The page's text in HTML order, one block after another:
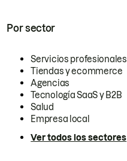
Por sector
Servicios profesionales
Tiendas y ecommerce
Agencias
Tecnología SaaS y B2B
Salud
Empresa local
Ver todos los sectores